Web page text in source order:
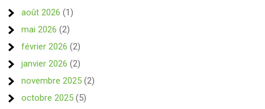
août 2026 (1)
mai 2026 (2)
février 2026 (2)
janvier 2026 (2)
novembre 2025 (2)
octobre 2025 (5)